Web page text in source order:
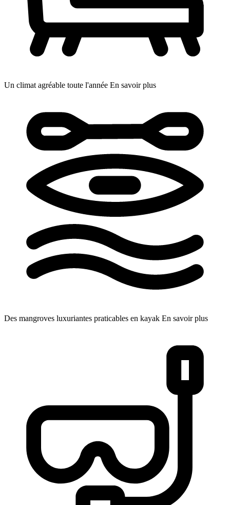
Un climat agréable toute l'année En savoir plus
Des mangroves luxuriantes praticables en kayak En savoir plus